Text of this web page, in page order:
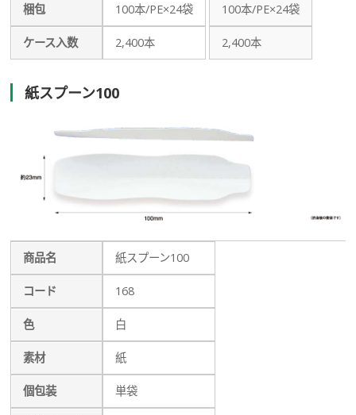
梱包
ケース入数
100本/PE×24袋
2,400本
100本/PE×24袋
2,400本
紙スプーン100
商品名
コード
色
素材
個包装
紙スプーン100
168
白
紙
単袋